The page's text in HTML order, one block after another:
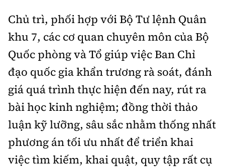
Chủ trì, phối hợp với Bộ Tư lệnh Quân
khu 7, các cơ quan chuyên môn của Bộ
Quốc phòng và Tổ giúp việc Ban Chỉ
đạo quốc gia khẩn trương rà soát, đánh
giá quá trình thực hiện đến nay, rút ra
bài học kinh nghiệm; đồng thời thảo
luận kỹ lưỡng, sâu sắc nhằm thống nhất
phương án tối ưu nhất để triển khai
việc tìm kiếm, khai quật, quy tập rất cụ